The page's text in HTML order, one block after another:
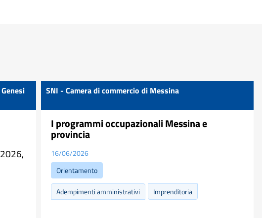
SNI - Camera di commercio di Messina
I programmi occupazionali Messina e
provincia
16/06/2026
Orientamento
Adempimenti amministrativi Imprenditoria